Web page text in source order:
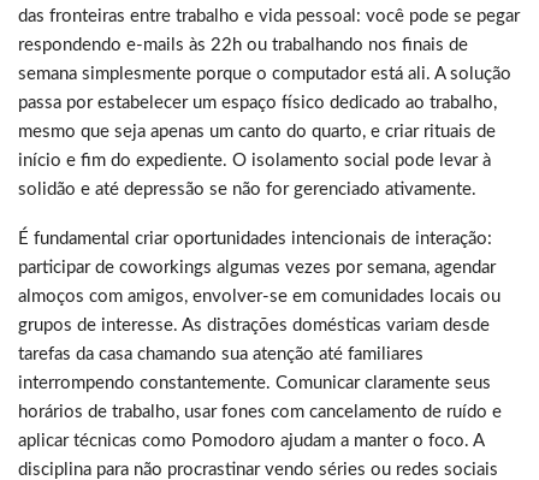
das fronteiras entre trabalho e vida pessoal: você pode se pegar
respondendo e-mails às 22h ou trabalhando nos finais de
semana simplesmente porque o computador está ali. A solução
passa por estabelecer um espaço físico dedicado ao trabalho,
mesmo que seja apenas um canto do quarto, e criar rituais de
início e fim do expediente. O isolamento social pode levar à
solidão e até depressão se não for gerenciado ativamente.
É fundamental criar oportunidades intencionais de interação:
participar de coworkings algumas vezes por semana, agendar
almoços com amigos, envolver-se em comunidades locais ou
grupos de interesse. As distrações domésticas variam desde
tarefas da casa chamando sua atenção até familiares
interrompendo constantemente. Comunicar claramente seus
horários de trabalho, usar fones com cancelamento de ruído e
aplicar técnicas como Pomodoro ajudam a manter o foco. A
disciplina para não procrastinar vendo séries ou redes sociais